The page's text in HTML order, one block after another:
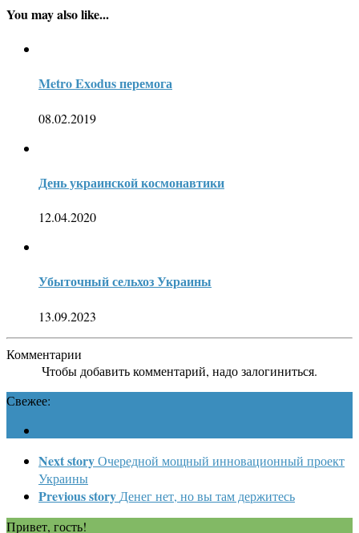
You may also like...
Metro Exodus перемога
08.02.2019
День украинской космонавтики
12.04.2020
Убыточный сельхоз Украины
13.09.2023
Комментарии
Чтобы добавить комментарий, надо залогиниться.
Свежее:
Next storyОчередной мощный инновационный проект
Украины
Previous story Денег нет, но вы там держитесь
Привет, гость!